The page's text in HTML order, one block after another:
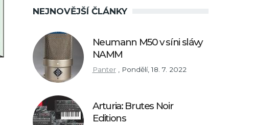
NEJNOVĚJŠÍ ČLÁNKY
Neumann M50 v síni slávy
NAMM
Panter Pondělí, 18. 7. 2022
Arturia: Brutes Noir
Editions